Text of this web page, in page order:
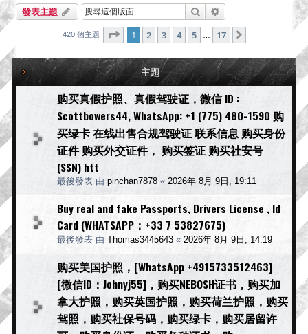
發表主題 搜尋
420 個主題 第 1 頁 (共17 頁)
1 2 3 4 5 17
主題
购买真假护照、真假驾驶证，微信 ID :
Scottbowers44, WhatsApp: +1 (775) 480-1590 购
买绿卡 在线出售合规驾驶证 联系信息 购买身份
证件 购买外交证件， 购买签证 购买社安号
(SSN) htt
最後發表 由 pinchan7878 « 2026年 8月 9日, 19:11
Buy real and fake Passports, Drivers License , Id
Card (WHATSAPP：+33 7 53827675)
最後發表 由 Thomas3445643 « 2026年 8月 9日, 14:19
购买美国护照，[WhatsApp +4915733512463]
[微信ID：Johnyj55]，购买NEBOSH证书，购买加
拿大护照，购买英国护照，购买荷兰护照，购买
驾照，购买社保号码，购买绿卡，购买居留许